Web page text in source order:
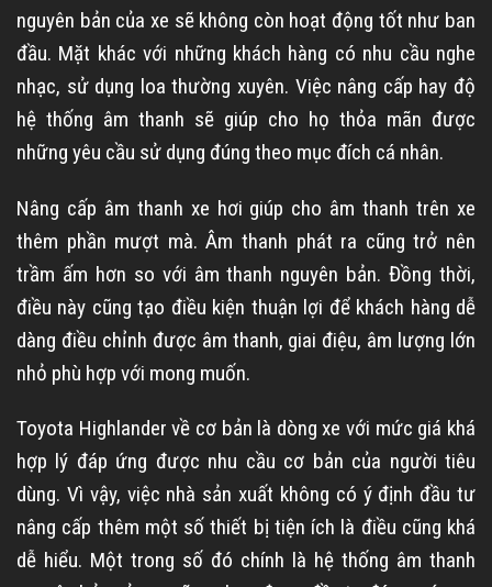
nguyên bản của xe sẽ không còn hoạt động tốt như ban
đầu. Mặt khác với những khách hàng có nhu cầu nghe
nhạc, sử dụng loa thường xuyên. Việc nâng cấp hay độ
hệ thống âm thanh sẽ giúp cho họ thỏa mãn được
những yêu cầu sử dụng đúng theo mục đích cá nhân.
Nâng cấp âm thanh xe hơi giúp cho âm thanh trên xe
thêm phần mượt mà. Âm thanh phát ra cũng trở nên
trầm ấm hơn so với âm thanh nguyên bản. Đồng thời,
điều này cũng tạo điều kiện thuận lợi để khách hàng dễ
dàng điều chỉnh được âm thanh, giai điệu, âm lượng lớn
nhỏ phù hợp với mong muốn.
Toyota Highlander về cơ bản là dòng xe với mức giá khá
hợp lý đáp ứng được nhu cầu cơ bản của người tiêu
dùng. Vì vậy, việc nhà sản xuất không có ý định đầu tư
nâng cấp thêm một số thiết bị tiện ích là điều cũng khá
dễ hiểu. Một trong số đó chính là hệ thống âm thanh